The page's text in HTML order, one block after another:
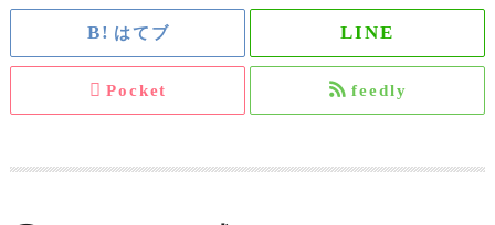
はてブ
Pocket feedly